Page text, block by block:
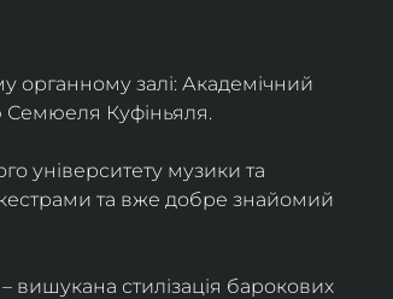
органному залі: Академічний
Семюеля Куфіньяля.
університету музики та
та вже добре знайомий
вишукана стилізація барокових